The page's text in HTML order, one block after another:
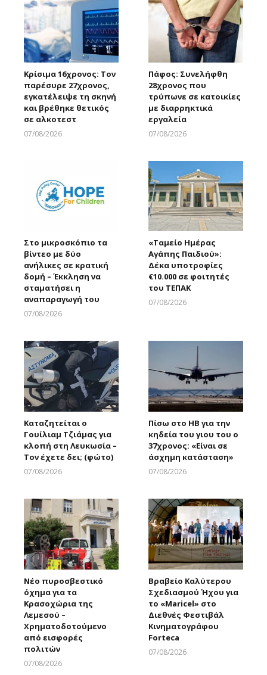
Κρίσιμα 16χρονος: Τον
παρέσυρε 27χρονος,
εγκατέλειψε τη σκηνή
και βρέθηκε θετικός
σε αλκοτεστ
07/08/2026
Πάφος: Συνελήφθη
28χρονος που
τρύπωνε σε κατοικίες
με διαρρηκτικά
εργαλεία
07/08/2026
Στο μικροσκόπιο τα
βίντεο με δύο
ανήλικες σε κρατική
δομή – Έκκληση να
σταματήσει η
αναπαραγωγή του
07/08/2026
«Ταμείο Ημέρας
Αγάπης Παιδιού»:
Δέκα υποτροφίες
€10.000 σε φοιτητές
του ΤΕΠΑΚ
07/08/2026
Καταζητείται ο
Γουίλιαμ Τζιάμας για
κλοπή στη Λευκωσία –
Τον έχετε δει; (φώτο)
07/08/2026
Πίσω στο ΗΒ για την
κηδεία του γιου του ο
37χρονος: «Είναι σε
άσχημη κατάσταση»
07/08/2026
Νέο πυροσβεστικό
όχημα για τα
Κρασοχώρια της
Λεμεσού –
Χρηματοδοτούμενο
από εισφορές
πολιτών
07/08/2026
Βραβείο Καλύτερου
Σχεδιασμού Ήχου για
το «Maricel» στο
Διεθνές Φεστιβάλ
Κινηματογράφου
Forteca
07/08/2026